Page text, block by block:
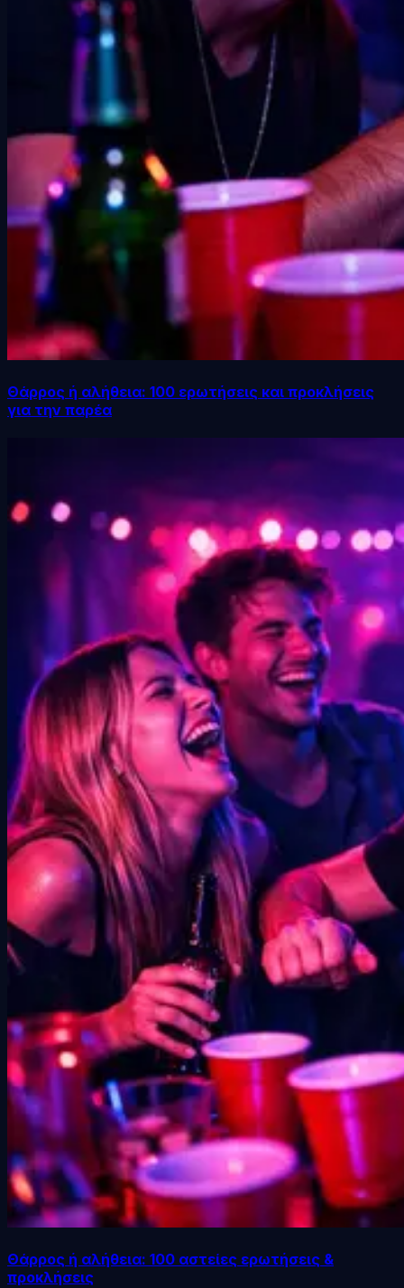
Θάρρος ή αλήθεια: 100 ερωτήσεις και προκλήσεις
για την παρέα
Θάρρος ή αλήθεια: 100 αστείες ερωτήσεις &
προκλήσεις